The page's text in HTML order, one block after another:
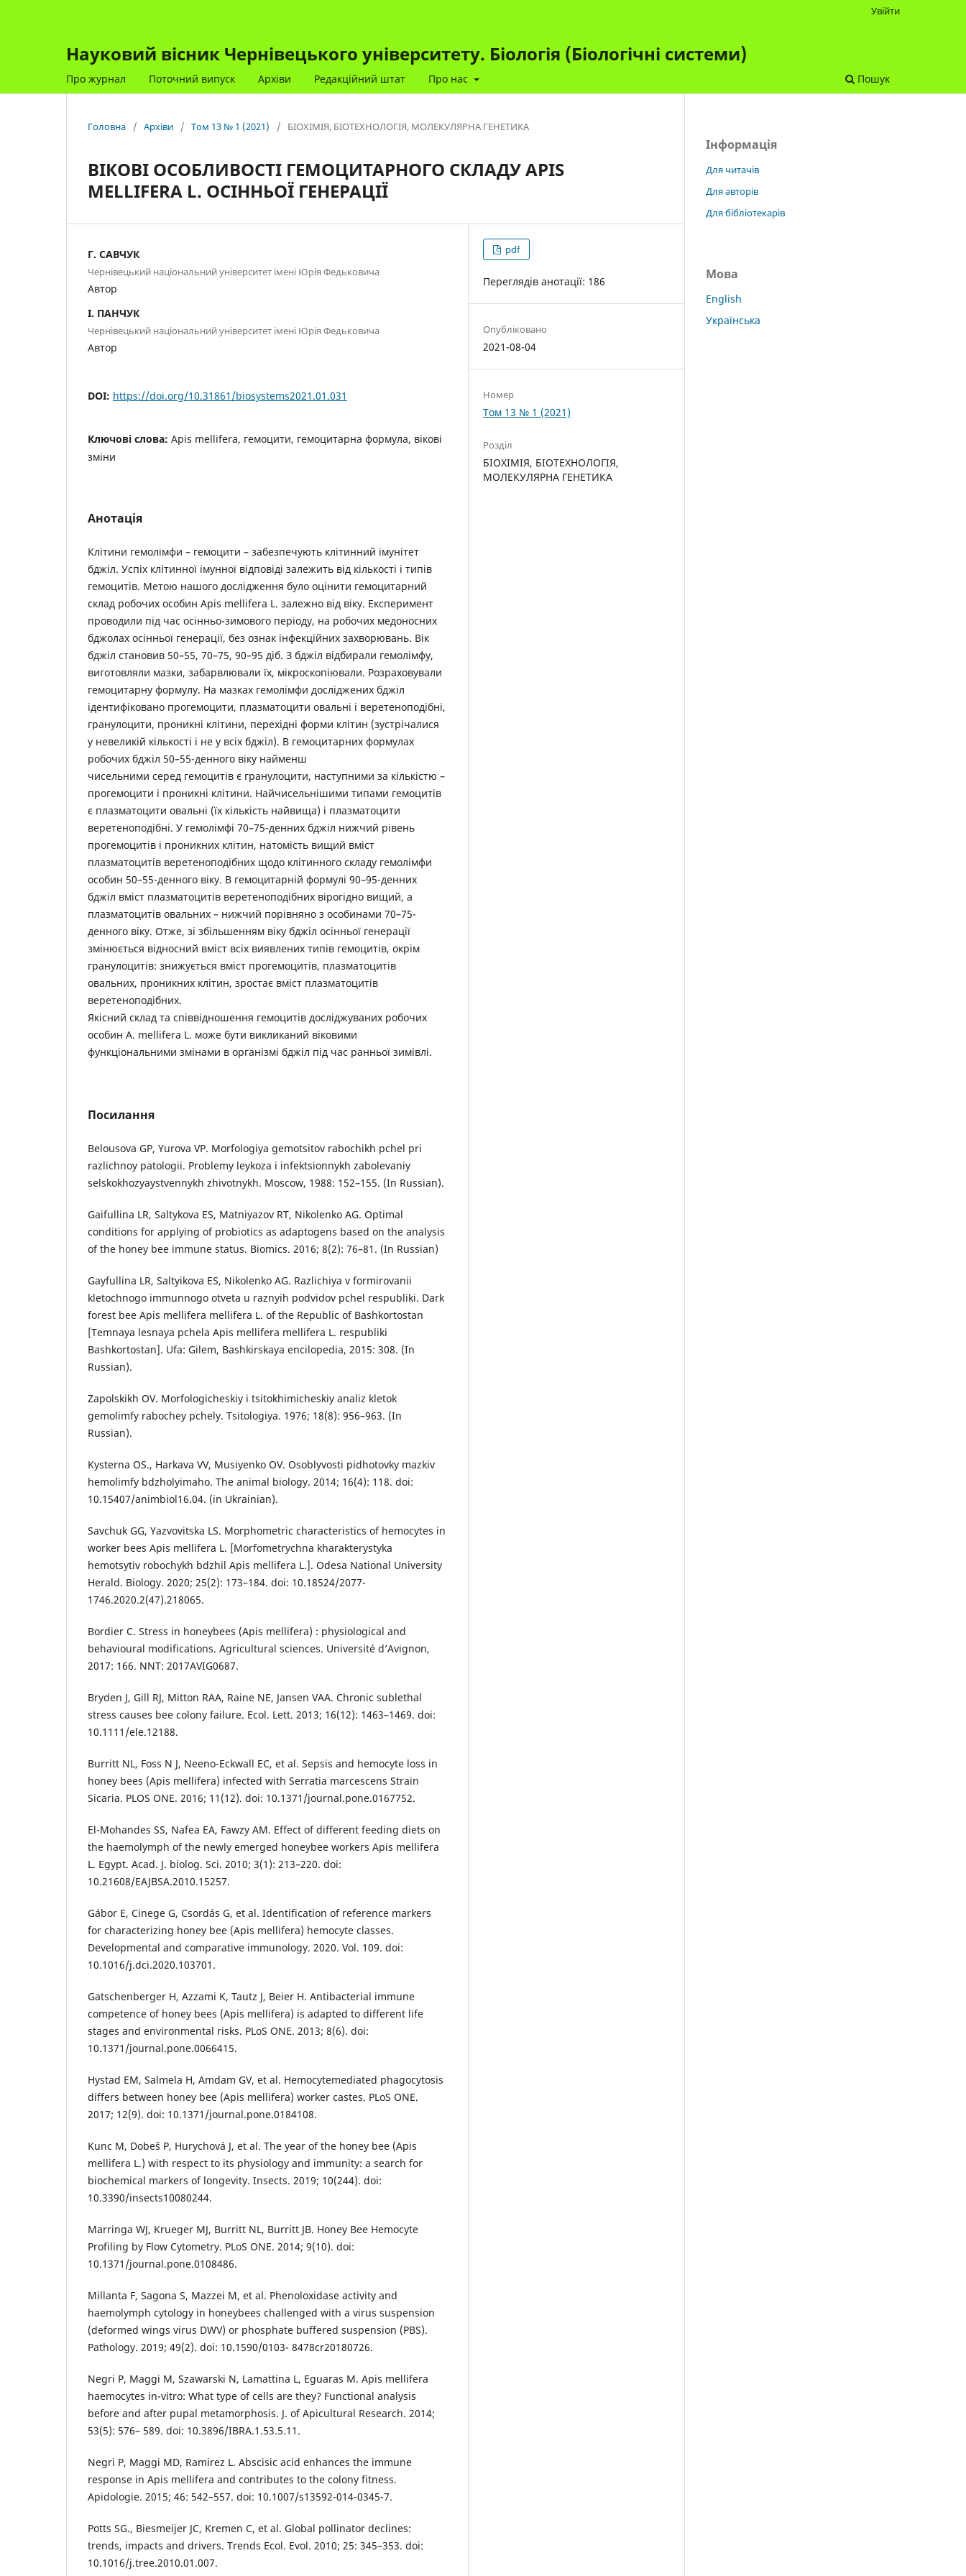
Науковий вісник Чернівецького університету. Біологія (Біологічні системи)
Про журнал Поточний випуск Архіви Редакційний штат Про нас Пошук
Увійти
Головна / Архіви / Том 13 № 1 (2021) / БІОХІМІЯ, БІОТЕХНОЛОГІЯ, МОЛЕКУЛЯРНА ГЕНЕТИКА
ВІКОВІ ОСОБЛИВОСТІ ГЕМОЦИТАРНОГО СКЛАДУ APIS
MELLIFERA L. ОСІННЬОЇ ГЕНЕРАЦІЇ
Г. САВЧУК
Чернівецький національний університет імені Юрія Федьковича
Автор
І. ПАНЧУК
Чернівецький національний університет імені Юрія Федьковича
Автор
DOI: https://doi.org/10.31861/biosystems2021.01.031
Ключові слова: Apis mellifera, гемоцити, гемоцитарна формула, вікові
зміни
Анотація
Клітини гемолімфи – гемоцити – забезпечують клітинний імунітет
бджіл. Успіх клітинної імунної відповіді залежить від кількості і типів
гемоцитів. Метою нашого дослідження було оцінити гемоцитарний
склад робочих особин Аpis melliferа L. залежно від віку. Експеримент
проводили під час осінньо-зимового періоду, на робочих медоносних
бджолах осінньої генерації, без ознак інфекційних захворювань. Вік
бджіл становив 50–55, 70–75, 90–95 діб. З бджіл відбирали гемолімфу,
виготовляли мазки, забарвлювали їх, мікроскопіювали. Розраховували
гемоцитарну формулу. На мазках гемолімфи досліджених бджіл
ідентифіковано прогемоцити, плазматоцити овальні і веретеноподібні,
гранулоцити, проникні клітини, перехідні форми клітин (зустрічалися
у невеликій кількості і не у всіх бджіл). В гемоцитарних формулах
робочих бджіл 50–55-денного віку найменш
чисельними серед гемоцитів є гранулоцити, наступними за кількістю –
прогемоцити і проникні клітини. Найчисельнішими типами гемоцитів
є плазматоцити овальні (їх кількість найвища) і плазматоцити
веретеноподібні. У гемолімфі 70–75-денних бджіл нижчий рівень
прогемоцитів і проникних клітин, натомість вищий вміст
плазматоцитів веретеноподібних щодо клітинного складу гемолімфи
особин 50–55-денного віку. В гемоцитарній формулі 90–95-денних
бджіл вміст плазматоцитів веретеноподібних вірогідно вищий, а
плазматоцитів овальних – нижчий порівняно з особинами 70–75-
денного віку. Отже, зі збільшенням віку бджіл осінньої генерації
змінюється відносний вміст всіх виявлених типів гемоцитів, окрім
гранулоцитів: знижується вміст прогемоцитів, плазматоцитів
овальних, проникних клітин, зростає вміст плазматоцитів
веретеноподібних.
Якісний склад та співвідношення гемоцитів досліджуваних робочих
особин A. mellifera L. може бути викликаний віковими
функціональними змінами в організмі бджіл під час ранньої зимівлі.
Посилання
Belousova GP, Yurova VP. Morfologiya gemotsitov rabochikh pchel pri
razlichnoy patologii. Problemy leykoza i infektsionnykh zabolevaniy
selskokhozyaystvennykh zhivotnykh. Moscow, 1988: 152–155. (In Russian).
Gaifullina LR, Saltykova ES, Matniyazov RT, Nikolenko AG. Optimal
conditions for applying of probiotics as adaptogens based on the analysis
of the honey bee immune status. Biomics. 2016; 8(2): 76–81. (In Russian)
Gayfullina LR, Saltyikova ES, Nikolenko AG. Razlichiya v formirovanii
kletochnogo immunnogo otveta u raznyih podvidov pchel respubliki. Dark
forest bee Apis mellifera mellifera L. of the Republic of Bashkortostan
[Temnaya lesnaya pchela Apis mellifera mellifera L. respubliki
Bashkortostan]. Ufa: Gilem, Bashkirskaya encilopedia, 2015: 308. (In
Russian).
Zapolskikh OV. Morfologicheskiy i tsitokhimicheskiy analiz kletok
gemolimfy rabochey pchely. Tsitologiya. 1976; 18(8): 956–963. (In
Russian).
Kysterna OS., Harkava VV, Musiyenko OV. Osoblyvosti pidhotovky mazkiv
hemolimfy bdzholyimaho. The animal biology. 2014; 16(4): 118. doi:
10.15407/animbiol16.04. (in Ukrainian).
Savchuk GG, Yazvovitska LS. Morphometric characteristics of hemocytes in
worker bees Apis mellifera L. [Morfometrychna kharakterystyka
hemotsytiv robochykh bdzhil Apis mellifera L.]. Odesa National University
Herald. Biology. 2020; 25(2): 173–184. doi: 10.18524/2077-
1746.2020.2(47).218065.
Bordier C. Stress in honeybees (Apis mellifera) : physiological and
behavioural modifications. Agricultural sciences. Université d’Avignon,
2017: 166. NNT: 2017AVIG0687.
Bryden J, Gill RJ, Mitton RAA, Raine NE, Jansen VAA. Chronic sublethal
stress causes bee colony failure. Ecol. Lett. 2013; 16(12): 1463–1469. doi:
10.1111/ele.12188.
Burritt NL, Foss N J, Neeno-Eckwall EC, et al. Sepsis and hemocyte loss in
honey bees (Apis mellifera) infected with Serratia marcescens Strain
Sicaria. PLOS ONE. 2016; 11(12). doi: 10.1371/journal.pone.0167752.
El-Mohandes SS, Nafea EA, Fawzy AM. Effect of different feeding diets on
the haemolymph of the newly emerged honeybee workers Apis mellifera
L. Egypt. Acad. J. biolog. Sci. 2010; 3(1): 213–220. doi:
10.21608/EAJBSA.2010.15257.
Gábor E, Cinege G, Csordás G, et al. Identification of reference markers
for characterizing honey bee (Apis mellifera) hemocyte classes.
Developmental and comparative immunology. 2020. Vol. 109. doi:
10.1016/j.dci.2020.103701.
Gatschenberger H, Azzami K, Tautz J, Beier H. Antibacterial immune
competence of honey bees (Apis mellifera) is adapted to different life
stages and environmental risks. PLoS ONE. 2013; 8(6). doi:
10.1371/journal.pone.0066415.
Hystad EM, Salmela H, Amdam GV, et al. Hemocytemediated phagocytosis
differs between honey bee (Apis mellifera) worker castes. PLoS ONE.
2017; 12(9). doi: 10.1371/journal.pone.0184108.
Kunc M, Dobeš P, Hurychová J, et al. The year of the honey bee (Apis
mellifera L.) with respect to its physiology and immunity: a search for
biochemical markers of longevity. Insects. 2019; 10(244). doi:
10.3390/insects10080244.
Marringa WJ, Krueger MJ, Burritt NL, Burritt JB. Honey Bee Hemocyte
Profiling by Flow Cytometry. PLoS ONE. 2014; 9(10). doi:
10.1371/journal.pone.0108486.
Millanta F, Sagona S, Mazzei M, et al. Phenoloxidase activity and
haemolymph cytology in honeybees challenged with a virus suspension
(deformed wings virus DWV) or phosphate buffered suspension (PBS).
Pathology. 2019; 49(2). doi: 10.1590/0103- 8478cr20180726.
Negri P, Maggi M, Szawarski N, Lamattina L, Eguaras M. Apis mellifera
haemocytes in-vitro: What type of cells are they? Functional analysis
before and after pupal metamorphosis. J. of Apicultural Research. 2014;
53(5): 576– 589. doi: 10.3896/IBRA.1.53.5.11.
Negri P, Maggi MD, Ramirez L. Abscisic acid enhances the immune
response in Apis mellifera and contributes to the colony fitness.
Apidologie. 2015; 46: 542–557. doi: 10.1007/s13592-014-0345-7.
Potts SG., Biesmeijer JC, Kremen C, et al. Global pollinator declines:
trends, impacts and drivers. Trends Ecol. Evol. 2010; 25: 345–353. doi:
10.1016/j.tree.2010.01.007.
pdf
Переглядів анотації: 186
Опубліковано
2021-08-04
Номер
Том 13 № 1 (2021)
Розділ
БІОХІМІЯ, БІОТЕХНОЛОГІЯ,
МОЛЕКУЛЯРНА ГЕНЕТИКА
Інформація
Для читачів
Для авторів
Для бібліотекарів
Мова
English
Українська